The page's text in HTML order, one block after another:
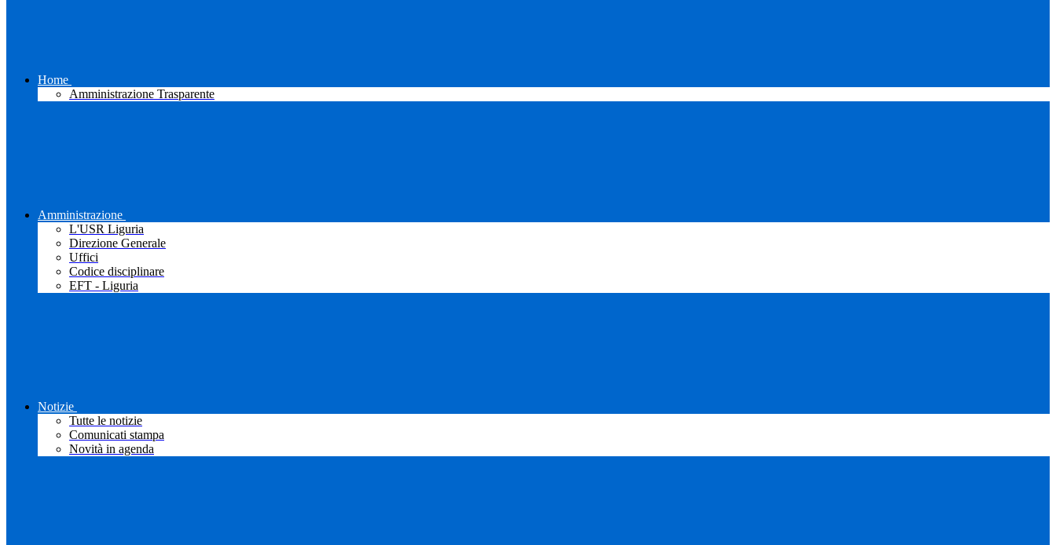
Home
Amministrazione Trasparente
Amministrazione
L'USR Liguria
Direzione Generale
Uffici
Codice disciplinare
EFT - Liguria
Notizie
Tutte le notizie
Comunicati stampa
Novità in agenda